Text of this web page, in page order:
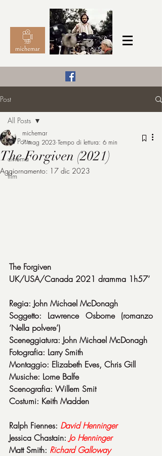
michemar
Post
All Posts
cinema
film
All Posts
The Forgiven (2021)
michemar
7 mag 2023 Tempo di lettura: 6 min
Aggiornamento: 17 dic 2023
The Forgiven
UK/USA/Canada 2021 dramma 1h57’
Regia: John Michael McDonagh
Soggetto: Lawrence Osborne (romanzo
‘Nella polvere’)
Sceneggiatura: John Michael McDonagh
Fotografia: Larry Smith
Montaggio: Elizabeth Eves, Chris Gill
Musiche: Lorne Balfe
Scenografia: Willem Smit
Costumi: Keith Madden
Ralph Fiennes: David Henninger
Jessica Chastain: Jo Henninger
Matt Smith: Richard Galloway